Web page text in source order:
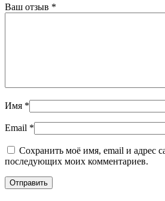
Ваш отзыв *
Имя *
Email *
Сохранить моё имя, email и адрес
последующих моих комментариев.